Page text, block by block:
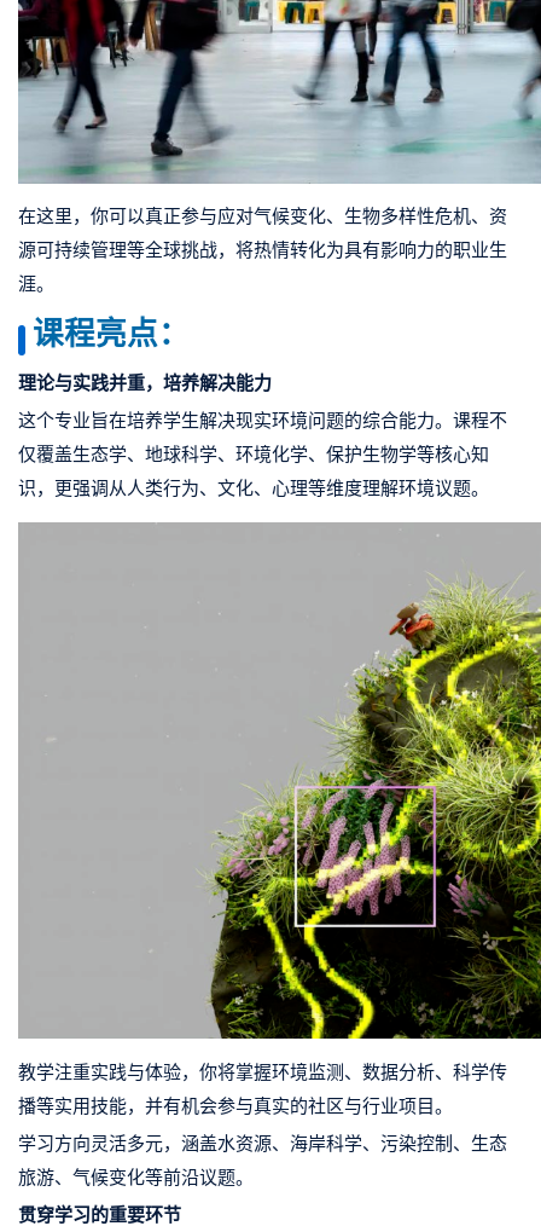
在这里，你可以真正参与应对气候变化、 生物多样性危机、 资
源可持续管理等全球挑战，将热情转化为具有影响力的职业生
涯。
课程亮点：
理论与实践并重，培养解决能力
这个专业旨在培养学生解决现实环境问题的综合能力。课程不
仅覆盖生态学、地球科学、环境化学、 保护生物学等核心知
识，更强调从 人类行为、文化、心理等维度理解环境议题。
教学注重实践与体验，你将掌握环境监测、数据分析、科学传
播等实用技能，并有机会参与真实的社区与行业项目。
学习方向灵活多元，涵盖水资源、海岸科学、污染控制、生态
旅游、气候变化等前沿议题。
贯穿学习的重要环节